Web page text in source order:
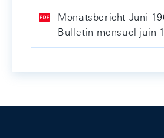
Monatsbericht Juni
Bulletin mensuel juin